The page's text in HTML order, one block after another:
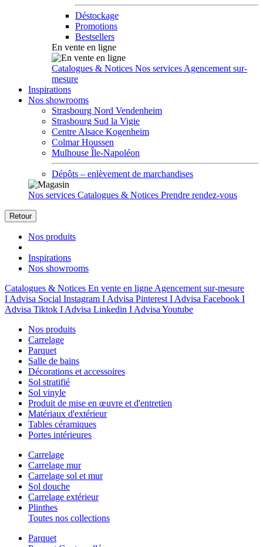
Déstockage
Promotions
Bestsellers
En vente en ligne
Catalogues & Notices Nos services Agencement sur-
mesure
Inspirations
Nos showrooms
Strasbourg Nord Vendenheim
Strasbourg Sud la Vigie
Centre Alsace Kogenheim
Colmar Houssen
Mulhouse Île-Napoléon
Dépôts – enlèvement de marchandises
Nos services Catalogues & Notices Prendre rendez-vous
Retour
Nos produits
Inspirations
Nos showrooms
Catalogues & Notices En vente en ligne Agencement sur-mesure
I Advisa Social Instagram I Advisa Pinterest I Advisa Facebook I
Advisa Tiktok I Advisa Linkedin I Advisa Youtube
Nos produits
Carrelage
Parquet
Salle de bains
Décorations et accessoires
Sol stratifié
Sol vinyle
Produit de mise en œuvre et d'entretien
Matériaux d'extérieur
Tables céramiques
Portes intérieures
Carrelage
Carrelage mur
Carrelage sol et mur
Sol douche
Carrelage extérieur
Plinthes
Toutes nos collections
Parquet